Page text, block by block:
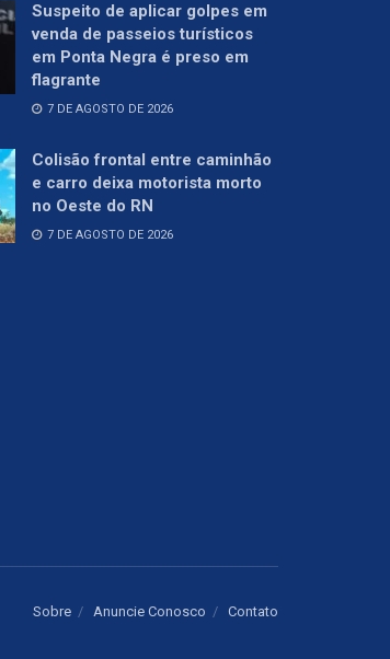
Suspeito de aplicar golpes em
venda de passeios turísticos
em Ponta Negra é preso em
flagrante
7 DE AGOSTO DE 2026
Colisão frontal entre caminhão
e carro deixa motorista morto
no Oeste do RN
7 DE AGOSTO DE 2026
Sobre Anuncie Conosco Contato